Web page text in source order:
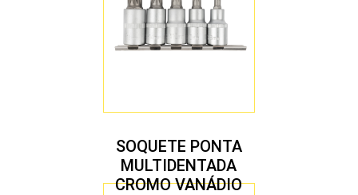
SOQUETE PONTA
MULTIDENTADA
CROMO VANÁDIO